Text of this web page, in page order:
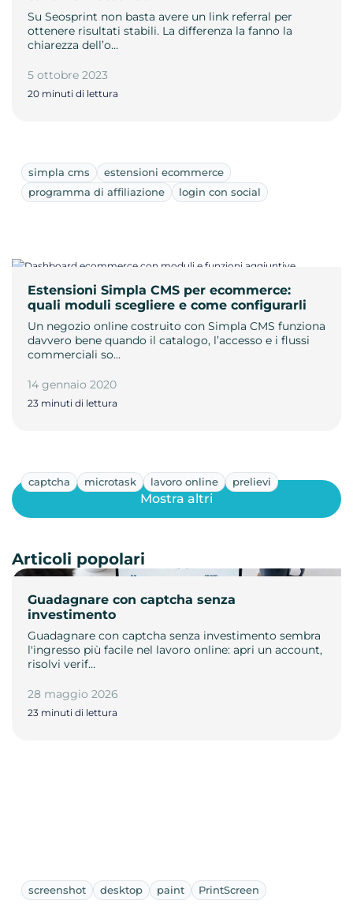
Su Seosprint non basta avere un link referral per
ottenere risultati stabili. La differenza la fanno la
chiarezza dell’o…
5 ottobre 2023
20 minuti di lettura
simpla cms
estensioni ecommerce
programma di affiliazione
login con social
Estensioni Simpla CMS per ecommerce:
quali moduli scegliere e come configurarli
Un negozio online costruito con Simpla CMS funziona
davvero bene quando il catalogo, l’accesso e i flussi
commerciali so…
14 gennaio 2020
23 minuti di lettura
captcha microtask lavoro online prelievi
Guadagnare con captcha senza
investimento
Guadagnare con captcha senza investimento sembra
l'ingresso più facile nel lavoro online: apri un account,
risolvi verif…
28 maggio 2026
23 minuti di lettura
Mostra altri
Articoli popolari
screenshot desktop paint PrintScreen